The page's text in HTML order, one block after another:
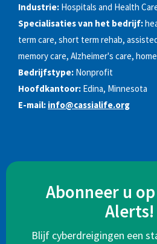
Industrie: Hospitals and Health
Specialisaties van het bedrijf:
term care, short term rehab,
memory care, Alzheimer's care,
Bedrijfstype: Nonprofit
Hoofdkantoor: Edina, Minnesota
E-mail: info@cassialife.org
Abonneer u
Alerts!
Blijf cyberdreigingen een